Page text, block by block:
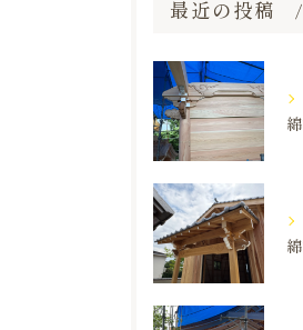
最近の投稿